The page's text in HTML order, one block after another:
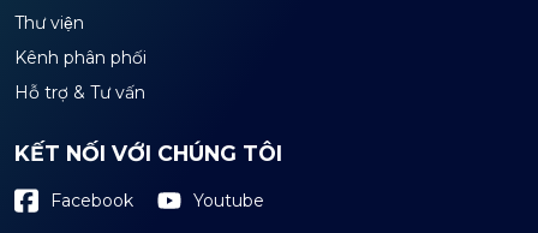
Thư viện
Kênh phân phối
Hỗ trợ & Tư vấn
KẾT NỐI VỚI CHÚNG TÔI
Facebook Youtube